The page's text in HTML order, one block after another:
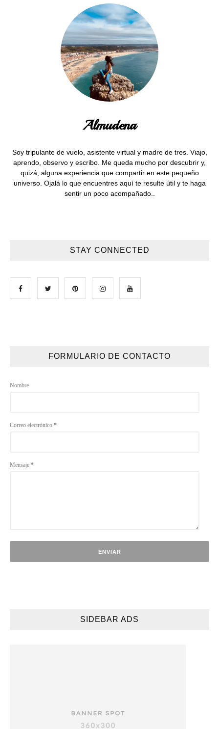
Almudena
Soy tripulante de vuelo, asistente virtual y madre de tres. Viajo,
aprendo, observo y escribo. Me queda mucho por descubrir y,
quizá, alguna experiencia que compartir en este pequeño
universo. Ojalá lo que encuentres aquí te resulte útil y te haga
sentir un poco acompañado..
STAY CONNECTED
FORMULARIO DE CONTACTO
Nombre
Correo electrónico *
Mensaje *
SIDEBAR ADS